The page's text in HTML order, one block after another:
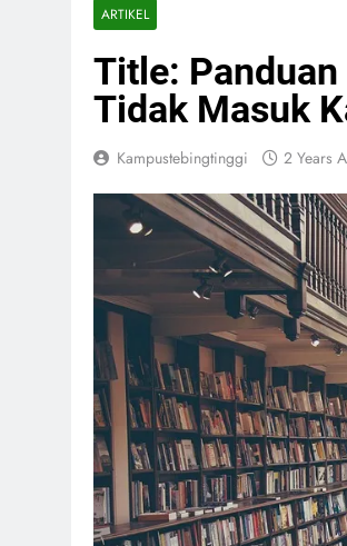
ARTIKEL
Title:
Tidak Masuk
Kampustebingtinggi 2 Years